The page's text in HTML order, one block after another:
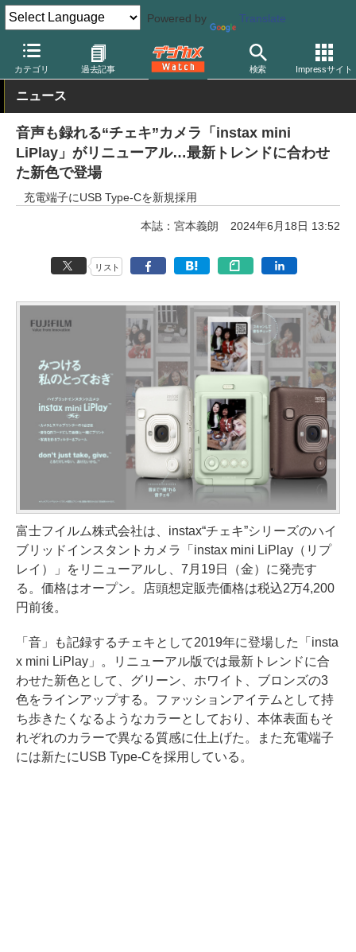
Powered by Translate
カテゴリ 過去記事 検索 Impressサイト
デジカメ Watch フィルム関連 フィルムカメラ 富士フイルム
ニュース
音声も録れる“チェキ”カメラ「instax mini
LiPlay」がリニューアル…最新トレンドに合わせ
た新色で登場
充電端子にUSB Type-Cを新規採用
本誌：宮本義朗 2024年6月18日 13:52
リスト
富士フイルム株式会社は、instax“チェキ”シリーズのハイ
ブリッドインスタントカメラ「instax mini LiPlay（リプ
レイ）」をリニューアルし、7月19日（金）に発売す
る。価格はオープン。店頭想定販売価格は税込2万4,200
円前後。
「音」も記録するチェキとして2019年に登場した「insta
x mini LiPlay」。リニューアル版では最新トレンドに合
わせた新色として、グリーン、ホワイト、ブロンズの3
色をラインアップする。ファッションアイテムとして持
ち歩きたくなるようなカラーとしており、本体表面もそ
れぞれのカラーで異なる質感に仕上げた。また充電端子
には新たにUSB Type-Cを採用している。